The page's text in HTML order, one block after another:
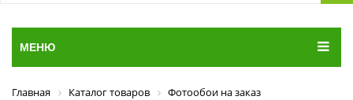
МЕНЮ
Главная Каталог товаров
Фотообои на заказ